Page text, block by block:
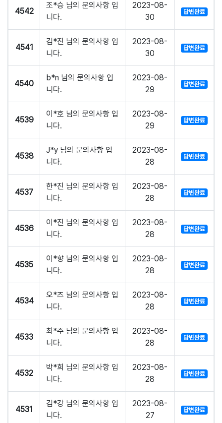
4542
조*승 님의 문의사항 입
니다.
2023-08-
30
답변완료
4541
김*진 님의 문의사항 입
니다.
2023-08-
30
답변완료
4540
b*n 님의 문의사항 입
니다.
2023-08-
29
답변완료
4539
이*호 님의 문의사항 입
니다.
2023-08-
29
답변완료
4538
J*y 님의 문의사항 입
니다.
2023-08-
28
답변완료
4537
한*진 님의 문의사항 입
니다.
2023-08-
28
답변완료
4536
이*진 님의 문의사항 입
니다.
2023-08-
28
답변완료
4535
이*향 님의 문의사항 입
니다.
2023-08-
28
답변완료
4534
오*즈 님의 문의사항 입
니다.
2023-08-
28
답변완료
4533
최*주 님의 문의사항 입
니다.
2023-08-
28
답변완료
4532
박*희 님의 문의사항 입
니다.
2023-08-
28
답변완료
4531
김*강 님의 문의사항 입
니다.
2023-08-
27
답변완료